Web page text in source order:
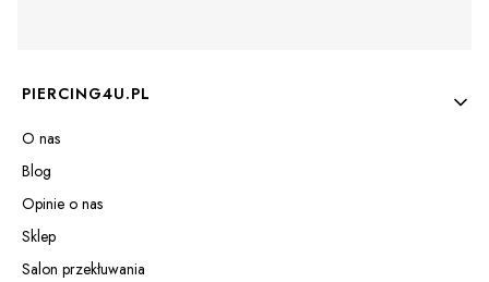
Linki w stopce
PIERCING4U.PL
O nas
Blog
Opinie o nas
Sklep
Salon przekłuwania